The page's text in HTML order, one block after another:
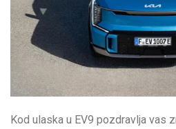
Kod ulaska u EV9 pozdravlja vas